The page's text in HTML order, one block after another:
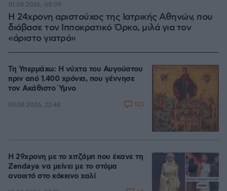
Η 24χρονη αριστούχος της Ιατρικής Αθηνών, που
διάβασε τον Ιπποκρατικό Όρκο, μιλά για τον
«άριστο γιατρό»
10.08.2026, 08:09
Τη Υπερμάχω: Η νύχτα του Αυγούστου
πριν από 1.400 χρόνια, που γέννησε
τον Ακάθιστο Ύμνο
09.08.2026, 22:48 123
Η 29χρονη με το χιτζάμπ που έκανε τη
Zendaya να μείνει με το στόμα
ανοιχτό στο κόκκινο χαλί